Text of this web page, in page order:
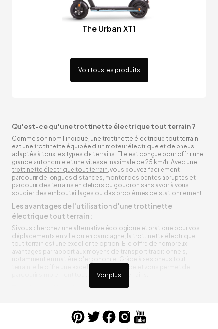
The Urban XT1
Voir tous les produits
Voir plus
Qu'est-ce qu'une trottinette électrique tout terrain ?
Comme son nom l'indique, une trottinette électrique tout terrain
est une trottinette équipée d'un moteur électrique et de pneus
adaptés à tous les types de terrains. Elle est conçue pour offrir une
grande autonomie et une vitesse maximale de 25 km/h. Avec une
trottinette électrique tout terrain, vous pouvez facilement
parcourir de longues distances, monter des pentes abruptes et
parcourir des terrains en dehors du goudron sans avoir à vous
soucier des embouteillages ou des problèmes de stationnement.
Les avantages de l'utilisation d'une trottinette
électrique tout terrain :
Si vous cherchez une alternative écologique et pratique pour vos
déplacements en ville ou en campagne, la trottinette électrique
tout terrain est une excellente option. Elle offre de nombreux
avantages par rapport aux moyens de transport traditionnels,
notamment en matière d'ergonomie. Grâce à ses pneus tout
terrain, elle offre une excellente adhérence et vous permet de
parcourir simplement toutes sortes de terrains.
Trottinette électrique tout terrain ergonomique
entre vos trajets, vous n’aurez pas à vous soucier de l’état de sa
batterie. De plus, elle est équipée de pneus résistants qui peuvent